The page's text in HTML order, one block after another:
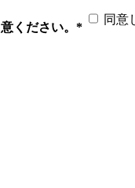
ください。 *
同意